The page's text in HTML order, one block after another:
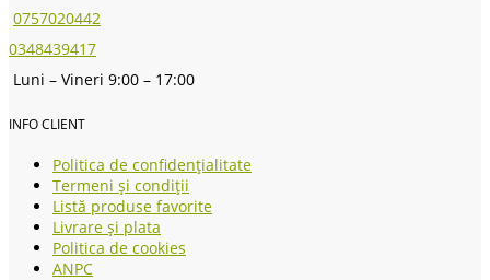
0757020442
0348439417
Luni – Vineri 9:00 – 17:00
INFO CLIENT
Politica de confidențialitate
Termeni și condiții
Listă produse favorite
Livrare și plata
Politica de cookies
ANPC